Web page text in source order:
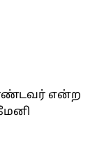
என்ற